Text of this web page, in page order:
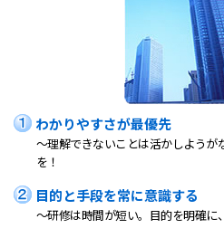
わかりやすさが最優先
～理解できないことは活かしようが
を！
目的と手段を常に意識する
～研修は時間が短い。目的を明確に